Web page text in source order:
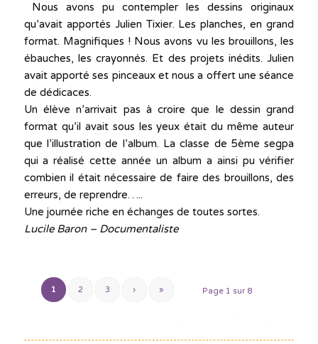
Nous avons pu contempler les dessins originaux
qu’avait apportés Julien Tixier. Les planches, en grand
format. Magnifiques ! Nous avons vu les brouillons, les
ébauches, les crayonnés. Et des projets inédits. Julien
avait apporté ses pinceaux et nous a offert une séance
de dédicaces.
Un élève n’arrivait pas à croire que le dessin grand
format qu’il avait sous les yeux était du même auteur
que l’illustration de l’album. La classe de 5ème segpa
qui a réalisé cette année un album a ainsi pu vérifier
combien il était nécessaire de faire des brouillons, des
erreurs, de reprendre…..
Une journée riche en échanges de toutes sortes.
Lucile Baron – Documentaliste
Page 1 sur 8
1 2 3 › »